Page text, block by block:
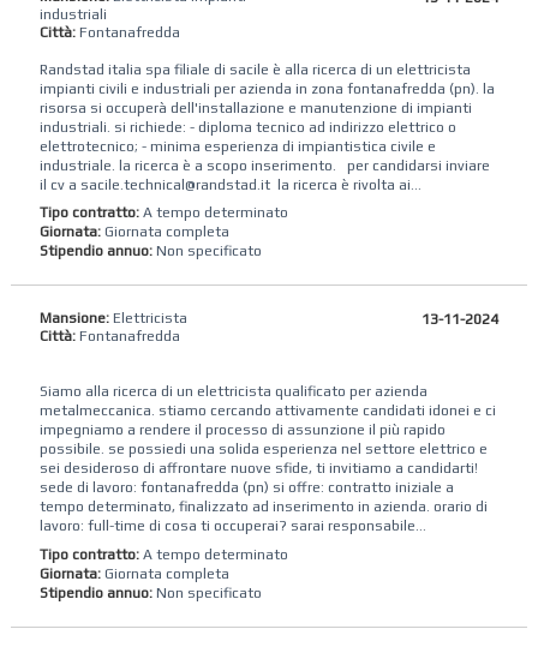
industriali
Città:Fontanafredda
Randstad‌ ‌italia‌ ‌spa‌ ‌filiale di sacile ‌è ‌alla‌ ‌ricerca‌ ‌di‌ un elettricista
impianti civili e industriali per azienda in zona fontanafredda (pn). la
risorsa si occuperà dell'installazione e manutenzione di impianti
industriali. si richiede: - diploma tecnico ad indirizzo elettrico o
elettrotecnico; - minima esperienza di impiantistica civile e
industriale. la ricerca è a scopo inserimento. ‌ ‌ per candidarsi inviare
il cv a sacile.technical@randstad.it ‌ la ricerca è rivolta ai...
Tipo contratto:A tempo determinato
Giornata: Giornata completa
Stipendio annuo: Non specificato
Mansione:Elettricista
Città:Fontanafredda
13-11-2024
Siamo alla ricerca di un elettricista qualificato per azienda
metalmeccanica. stiamo cercando attivamente candidati idonei e ci
impegniamo a rendere il processo di assunzione il più rapido
possibile. se possiedi una solida esperienza nel settore elettrico e
sei desideroso di affrontare nuove sfide, ti invitiamo a candidarti!
sede di lavoro: fontanafredda (pn) si offre: contratto iniziale a
tempo determinato, finalizzato ad inserimento in azienda. orario di
lavoro: full-time di cosa ti occuperai? sarai responsabile...
Tipo contratto:A tempo determinato
Giornata: Giornata completa
Stipendio annuo: Non specificato